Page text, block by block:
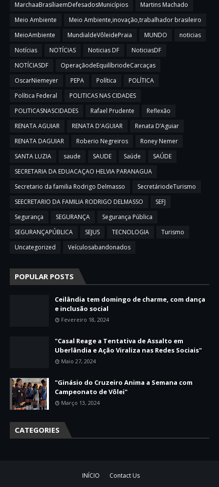
MarchaaBrasíliaemDefesadosMunicípios
Martins Machado
Meio Ambiente
Meio Ambiente,inovação,trabalhador brasileiro
MeioAmbiente
MundialdeVôleidePraia MUNDO
noticias
Notícias
NOTÍCIAS Noticias DF
NoticiasDF
NOTÍCIASDF
OperaçãodeEquilíbriodeCarcaças
OscarNiemeyer
PEPA Política
POLÍTICA
Política Federal
POLITICAS NAS CIDADES
POLITICASNASCIDADES
Rafael Prudente
Reflexão
RENATA AGUIAR
RENATA D'AGUIAR
Renata D’Aguiar
RENATA DAGUIAR
Roberio Negreiros
Roney Nemer
SANTA LUZIA
saude SAUDE Saúde
SAÚDE
SECRETARIA DA EDUACAÇAO HELVIA PARANAGUA
Secretario da familia Rodrigo Delmasso
SecretáriodeTurismo
SEECRETARIO DA FAMILIA RODRIGO DELMASSO
SEFJ
Segurança
SEGURANÇA
Segurança Pública
SEGURANÇAPÚBLICA
SEJUS TECNOLOGIA
Turismo
Uncategorized
Veículosabandonados
POPULAR POSTS
Ceilândia tem domingo de charme, com dança
e inclusão social
Fevereiro 18, 2024
"Casal Reage a Tentativa de Assalto em
Uberlândia e Ação Viraliza nas Redes Sociais"
Maio 27, 2024
"Ginásio do Cruzeiro Anima a Semana com
Campeonato de Vôlei"
Março 13, 2024
CATEGORIES
INÍCIO Contact Us